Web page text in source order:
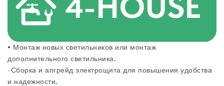
• Монтаж новых светильников или монтаж
дополнительного светильника.
-Сборка и апгрейд электрощита для повышения удобства
и надежности.